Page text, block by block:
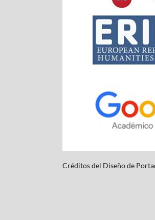
Créditos del Diseño de